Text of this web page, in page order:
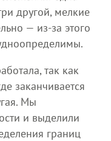
другой, мелкие
— из-за этого
так как
заканчивается
Мы
и выделили
границ